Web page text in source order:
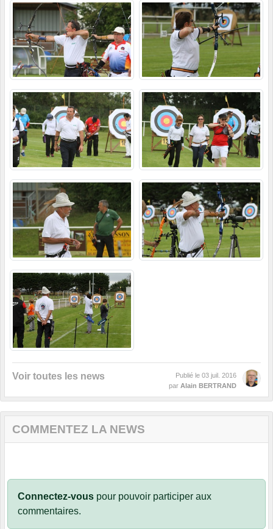
Voir toutes les news Publié le 03 juil. 2016
par Alain BERTRAND
COMMENTEZ LA NEWS
Connectez-vous pour pouvoir participer aux
commentaires.